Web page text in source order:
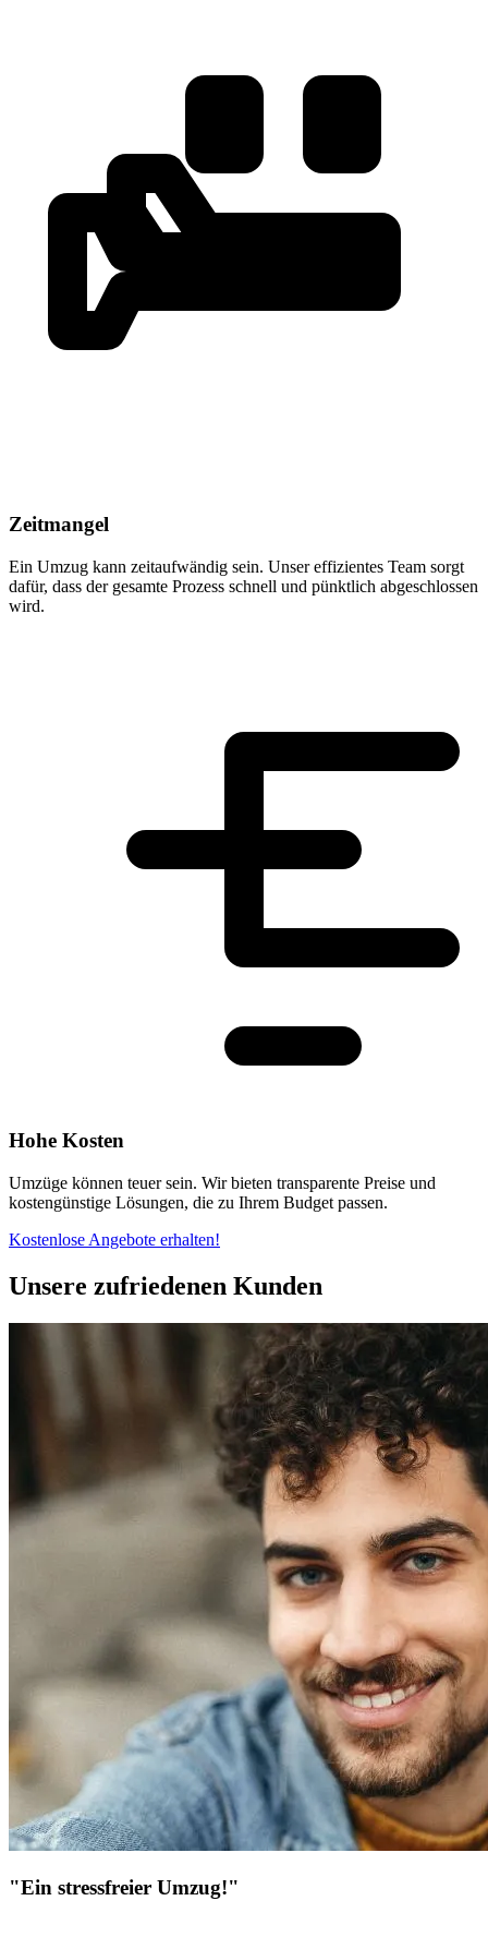
Zeitmangel
Ein Umzug kann zeitaufwändig sein. Unser effizientes Team sorgt
dafür, dass der gesamte Prozess schnell und pünktlich abgeschlossen
wird.
Hohe Kosten
Umzüge können teuer sein. Wir bieten transparente Preise und
kostengünstige Lösungen, die zu Ihrem Budget passen.
Kostenlose Angebote erhalten!
Unsere zufriedenen Kunden
"Ein stressfreier Umzug!"